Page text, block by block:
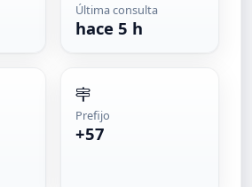
Última consulta
hace 5 h
Prefijo
+57